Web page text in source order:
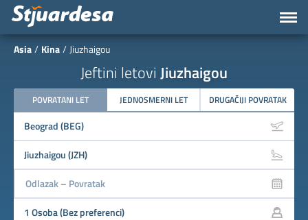
Asia Kina Jiuzhaigou
Jeftini letovi Jiuzhaigou
POVRATANI LET JEDNOSMERNI LET DRUGAČIJI POVRATAK